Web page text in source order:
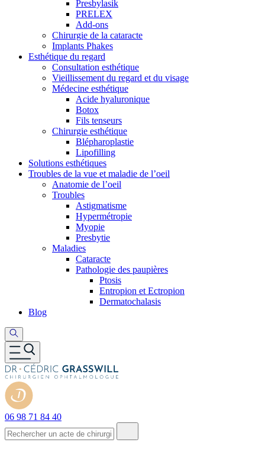
Presbylasik
PRELEX
Add-ons
Chirurgie de la cataracte
Implants Phakes
Esthétique du regard
Consultation esthétique
Vieillissement du regard et du visage
Médecine esthétique
Acide hyaluronique
Botox
Fils tenseurs
Chirurgie esthétique
Blépharoplastie
Lipofilling
Solutions esthétiques
Troubles de la vue et maladie de l’oeil
Anatomie de l’oeil
Troubles
Astigmatisme
Hypermétropie
Myopie
Presbytie
Maladies
Cataracte
Pathologie des paupières
Ptosis
Entropion et Ectropion
Dermatochalasis
Blog
06 98 71 84 40